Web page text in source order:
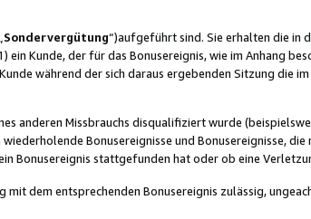
Sondervergütung“)aufgeführt sind. Sie erhalten die in
ein Kunde, der für das Bonusereignis, wie im Anhang
während der sich daraus ergebenden Sitzung die
anderen Missbrauchs disqualifiziert wurde
Bonusereignisse und Bonusereignisse, die
Bonusereignis stattgefunden hat oder ob eine
dem entsprechenden Bonusereignis zulässig,